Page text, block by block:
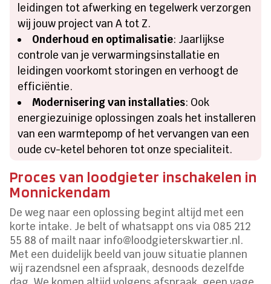
leidingen tot afwerking en tegelwerk verzorgen
wij jouw project van A tot Z.
Onderhoud en optimalisatie: Jaarlijkse
controle van je verwarmingsinstallatie en
leidingen voorkomt storingen en verhoogt de
efficiëntie.
Modernisering van installaties: Ook
energiezuinige oplossingen zoals het installeren
van een warmtepomp of het vervangen van een
oude cv-ketel behoren tot onze specialiteit.
Proces van loodgieter inschakelen in
Monnickendam
De weg naar een oplossing begint altijd met een
korte intake. Je belt of whatsappt ons via 085 212
55 88 of mailt naar info@loodgieterskwartier.nl.
Met een duidelijk beeld van jouw situatie plannen
wij razendsnel een afspraak, desnoods dezelfde